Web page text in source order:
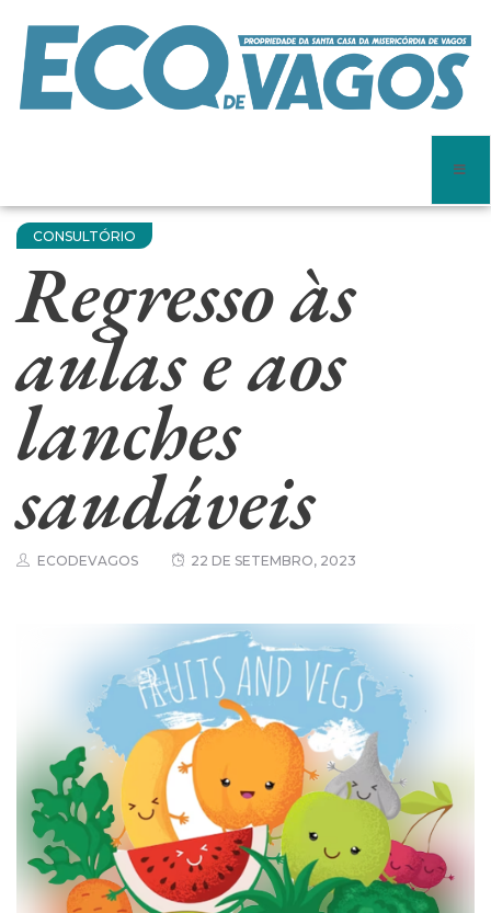
CONSULTÓRIO
Regresso às
aulas e aos
lanches
saudáveis
ECODEVAGOS 22 DE SETEMBRO, 2023